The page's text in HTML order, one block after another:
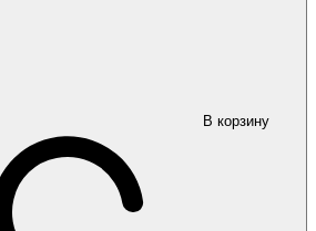
В корзину